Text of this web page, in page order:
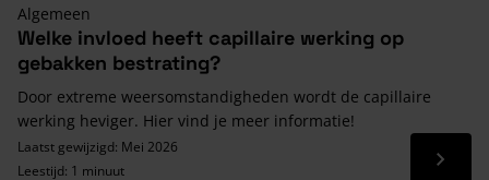
Algemeen
Welke invloed heeft capillaire werking op
gebakken bestrating?
Door extreme weersomstandigheden wordt de capillaire
werking heviger. Hier vind je meer informatie!
Laatst gewijzigd: Mei 2026
Leestijd: 1 minuut
Lees